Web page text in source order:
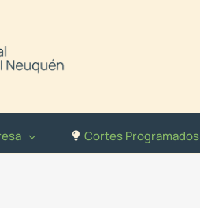
Cortes Programados